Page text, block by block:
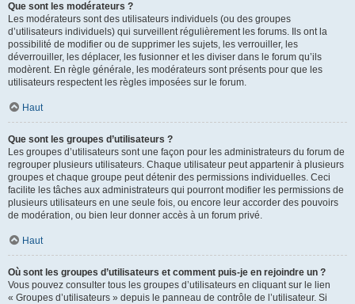
Que sont les modérateurs ?
Les modérateurs sont des utilisateurs individuels (ou des groupes
d’utilisateurs individuels) qui surveillent régulièrement les forums. Ils ont la
possibilité de modifier ou de supprimer les sujets, les verrouiller, les
déverrouiller, les déplacer, les fusionner et les diviser dans le forum qu’ils
modèrent. En règle générale, les modérateurs sont présents pour que les
utilisateurs respectent les règles imposées sur le forum.
Haut
Que sont les groupes d’utilisateurs ?
Les groupes d’utilisateurs sont une façon pour les administrateurs du forum de
regrouper plusieurs utilisateurs. Chaque utilisateur peut appartenir à plusieurs
groupes et chaque groupe peut détenir des permissions individuelles. Ceci
facilite les tâches aux administrateurs qui pourront modifier les permissions de
plusieurs utilisateurs en une seule fois, ou encore leur accorder des pouvoirs
de modération, ou bien leur donner accès à un forum privé.
Haut
Où sont les groupes d’utilisateurs et comment puis-je en rejoindre un ?
Vous pouvez consulter tous les groupes d’utilisateurs en cliquant sur le lien
« Groupes d’utilisateurs » depuis le panneau de contrôle de l’utilisateur. Si